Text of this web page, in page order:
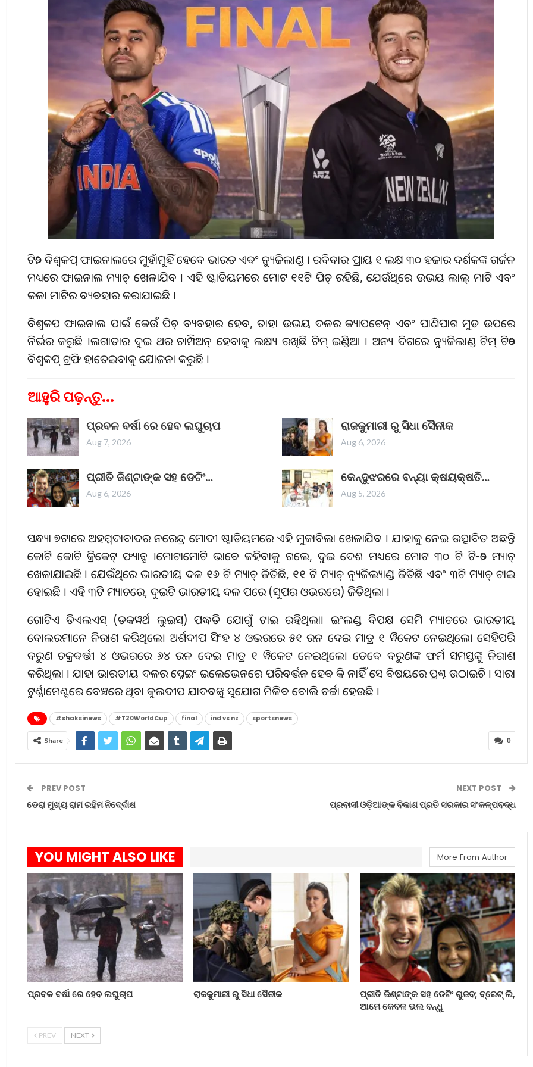
ଟି୨୦ ବିଶ୍ୱକପ୍ ଫାଇନାଲରେ ମୁହାଁମୁହିଁ ହେବେ ଭାରତ ଏବଂ ନ୍ୟୁଜିଲାଣ୍ଡ । ରବିବାର ପ୍ରାୟ ୧ ଲକ୍ଷ ୩୦ ହଜାର ଦର୍ଶକଙ୍କ ଗର୍ଜନ
ମଧ୍ୟରେ ଫାଇନାଲ ମ୍ୟାଚ୍ ଖେଳାଯିବ । ଏହି ଷ୍ଟାଡିୟମରେ ମୋଟ ୧୧ଟି ପିଚ୍ ରହିଛି, ଯେଉଁଥିରେ ଉଭୟ ଲାଲ୍ ମାଟି ଏବଂ
କଳା ମାଟିର ବ୍ୟବହାର କରାଯାଇଛି ।
ବିଶ୍ୱକପ ଫାଇନାଲ ପାଇଁ କେଉଁ ପିଚ୍ ବ୍ୟବହାର ହେବ, ତାହା ଉଭୟ ଦଳର କ୍ୟାପଟେନ୍ ଏବଂ ପାଣିପାଗ ମୁଡ ଉପରେ
ନିର୍ଭର କରୁଛି ।ଲଗାତାର ଦୁଇ ଥର ଚାମ୍ପିଅନ୍ ହେବାକୁ ଲକ୍ଷ୍ୟ ରଖିଛି ଟିମ୍ ଇଣ୍ଡିଆ । ଅନ୍ୟ ଦିଗରେ ନ୍ୟୁଜିଲାଣ୍ଡ ଟିମ୍ ଟି୨୦
ବିଶ୍ୱକପ୍ ଟ୍ରଫି ହାତେଇବାକୁ ଯୋଜନା କରୁଛି ।
ଆହୁରି ପଢ଼ନ୍ତୁ...
ପ୍ରବଳ ବର୍ଷା ରେ ହେବ ଲଘୁଚାପ
Aug 7, 2026
ରାଜକୁମାରୀ ରୁ ସିଧା ସୈନୀକ
Aug 6, 2026
ପ୍ରୀତି ଜିଣ୍ଟାଙ୍କ ସହ ଡେଟିଂ…
Aug 6, 2026
କେନ୍ଦୁଝରରେ ବନ୍ୟା କ୍ଷୟକ୍ଷତି…
Aug 5, 2026
ସନ୍ଧ୍ୟା ୭ଟାରେ ଅହମ୍ମଦାବାଦର ନରେନ୍ଦ୍ର ମୋଦୀ ଷ୍ଟାଡିୟମରେ ଏହି ମୁକାବିଲା ଖେଳାଯିବ । ଯାହାକୁ ନେଇ ଉତ୍ସାବିତ ଅଛନ୍ତି
କୋଟି କୋଟି କ୍ରିକେଟ୍ ଫ୍ୟାନ୍ସ ।ମୋଟାମୋଟି ଭାବେ କହିବାକୁ ଗଲେ, ଦୁଇ ଦେଶ ମଧ୍ୟରେ ମୋଟ ୩୦ ଟି ଟି-୨୦ ମ୍ୟାଚ୍
ଖେଳାଯାଇଛି । ଯେଉଁଥିରେ ଭାରତୀୟ ଦଳ ୧୬ ଟି ମ୍ୟାଚ୍ ଜିତିଛି, ୧୧ ଟି ମ୍ୟାଚ୍ ନ୍ୟୁଜିଲ୍ୟାଣ୍ଡ ଜିତିଛି ଏବଂ ୩ଟି ମ୍ୟାଚ୍ ଟାଇ
ହୋଇଛି । ଏହି ୩ଟି ମ୍ୟାଚରେ, ଦୁଇଟି ଭାରତୀୟ ଦଳ ପରେ (ସୁପର ଓଭରରେ) ଜିତିଥିଲା ।
ଗୋଟିଏ ଡିଏଲଏସ୍ (ଡକୱର୍ଥ ଲୁଇସ୍) ପଦ୍ଧତି ଯୋଗୁଁ ଟାଇ ରହିଥିଲା। ଇଂଲଣ୍ଡ ବିପକ୍ଷ ସେମି ମ୍ୟାଚରେ ଭାରତୀୟ
ବୋଲରମାନେ ନିରାଶ କରିଥିଲେ। ଅର୍ଶଦୀପ ସିଂହ ୪ ଓଭରରେ ୫୧ ରନ ଦେଇ ମାତ୍ର ୧ ୱିକେଟ ନେଇଥିଲେ। ସେହିପରି
ବରୁଣ ଚକ୍ରବର୍ତ୍ତୀ ୪ ଓଭରରେ ୬୪ ରନ ଦେଇ ମାତ୍ର ୧ ୱିକେଟ ନେଇଥିଲେ। ତେବେ ବରୁଣଙ୍କ ଫର୍ମ ସମସ୍ତଙ୍କୁ ନିରାଶ
କରିଥିଲା । ଯାହା ଭାରତୀୟ ଦଳର ପ୍ଲେଇଂ ଇଲେଭେନରେ ପରିବର୍ତ୍ତନ ହେବ କି ନାହିଁ ସେ ବିଷୟରେ ପ୍ରଶ୍ନ ଉଠାଇଚି । ସାରା
ଟୁର୍ଣ୍ଣାମେଣ୍ଟରେ ବେଞ୍ଚରେ ଥିବା କୁଲଦୀପ ଯାଦବଙ୍କୁ ସୁଯୋଗ ମିଳିବ ବୋଲି ଚର୍ଚ୍ଚା ହେଉଛି ।
#shaksinews #T20WorldCup final ind vs nz sportsnews
0
Share
PREV POST
ଡେରା ମୁଖ୍ୟ ରାମ ରହିମ ନିଦେ୍ର୍ଦାଷ
NEXT POST
ପ୍ରବାସୀ ଓଡ଼ିଆଙ୍କ ବିକାଶ ପ୍ରତି ସରକାର ସଂକଳ୍ପବଦ୍ଧ
YOU MIGHT ALSO LIKE More From Author
ପ୍ରବଳ ବର୍ଷା ରେ ହେବ ଲଘୁଚାପ ରାଜକୁମାରୀ ରୁ ସିଧା ସୈନୀକ
ପ୍ରୀତି ଜିଣ୍ଟାଙ୍କ ସହ ଡେଟିଂ ଗୁଜବ; ବ୍ରେଟ୍ ଲି,
ଆମେ କେବଳ ଭଲ ବନ୍ଧୁ
PREV NEXT